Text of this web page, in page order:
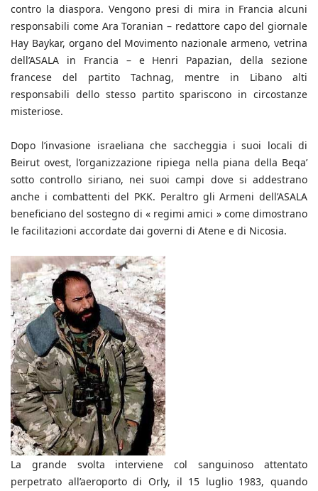
contro la diaspora. Vengono presi di mira in Francia alcuni
responsabili come Ara Toranian – redattore capo del giornale
Hay Baykar, organo del Movimento nazionale armeno, vetrina
dell’ASALA in Francia – e Henri Papazian, della sezione
francese del partito Tachnag, mentre in Libano alti
responsabili dello stesso partito spariscono in circostanze
misteriose.
Dopo l’invasione israeliana che saccheggia i suoi locali di
Beirut ovest, l’organizzazione ripiega nella piana della Beqa’
sotto controllo siriano, nei suoi campi dove si addestrano
anche i combattenti del PKK. Peraltro gli Armeni dell’ASALA
beneficiano del sostegno di « regimi amici » come dimostrano
le facilitazioni accordate dai governi di Atene e di Nicosia.
La grande svolta interviene col sanguinoso attentato
perpetrato all’aeroporto di Orly, il 15 luglio 1983, quando